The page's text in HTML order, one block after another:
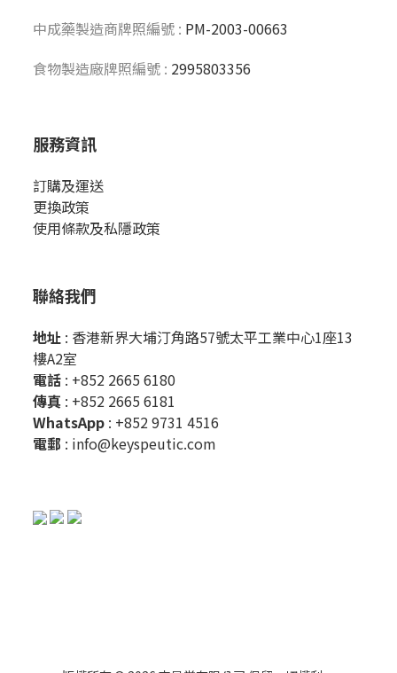
中成藥製造商牌照編號 : PM-2003-00663
食物製造廠牌照編號 : 2995803356
服務資訊
訂購及運送
更換政策
使用條款及私隱政策
聯絡我們
地址 : 香港新界大埔汀角路57號太平工業中心1座13
樓A2室
電話 : +852 2665 6180
傳真 : +852 2665 6181
WhatsApp : +852 9731 4516
電郵 : info@keyspeutic.com